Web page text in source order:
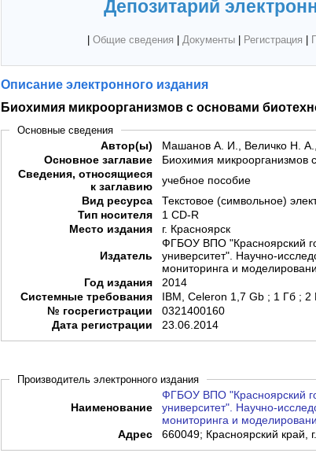
Депозитарий
Общие сведения Документы| Регистрация
Описание электронного издания
Биохимия микроорганизмов с основами
Основные сведения
Автор(ы)
Машанов А. И., Величко Н.
Основное заглавие
Биохимия микроорганизмов
Сведения, относящиеся
к заглавию
учебное пособие
Вид ресурса
Текстовое (символьное)
Тип носителя
1 CD-R
Место издания
г. Красноярск
Издатель
ФГБОУ ВПО "Красноярский
университет". Научно-
мониторинга и
Год издания
2014
Системные требования
IBM, Celeron 1,7 Gb ; 1 Гб ;
№ госрегистрации
0321400160
Дата регистрации
23.06.2014
Производитель электронного издания
Наименование
ФГБОУ ВПО "Красноярский
университет". Научно-
мониторинга и
Адрес
660049; Красноярский край,